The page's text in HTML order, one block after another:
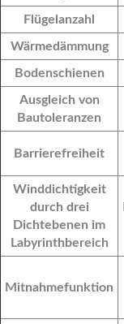
Flügelanzahl
Wärmedämmung
Bodenschienen
Ausgleich von
Bautoleranzen
Barrierefreiheit
Winddichtigkeit
durch drei
Dichtebenen im
Labyrinthbereich
Mitnahmefunktion